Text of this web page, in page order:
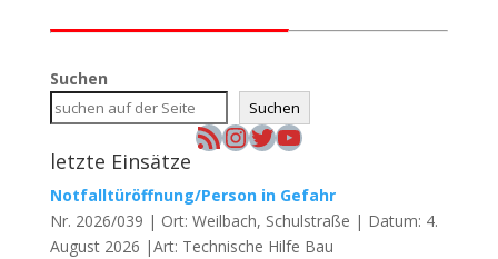
Suchen
Suchen
RSS-FeedInstagram
Twitter
YouTube
letzte Einsätze
Notfalltüröffnung/Person in Gefahr
Nr. 2026/039 | Ort: Weilbach, Schulstraße | Datum: 4.
August 2026 |Art: Technische Hilfe Bau